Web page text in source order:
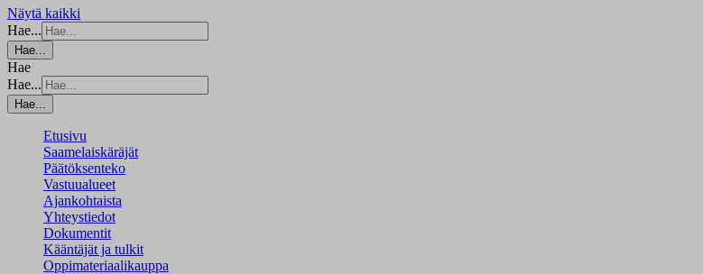
Näytä kaikki
Hae...
Hae...
Hae
Hae...
Hae...
Etusivu
Saamelaiskäräjät
Päätöksenteko
Vastuualueet
Ajankohtaista
Yhteystiedot
Dokumentit
Kääntäjät ja tulkit
Oppimateriaalikauppa